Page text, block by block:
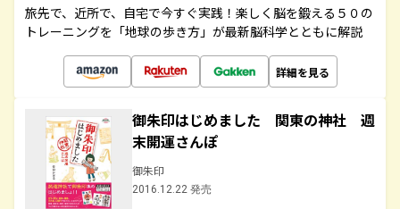
旅先で、近所で、自宅で今すぐ実践！楽しく脳を鍛える５０の
トレーニングを「地球の歩き方」が最新脳科学とともに解説
詳細を見る
御朱印はじめました 関東の神社 週
末開運さんぽ
御朱印
2016.12.22 発売